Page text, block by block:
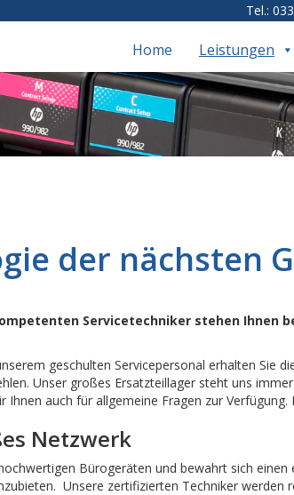
Tel.:
Home Leistungen
der nächsten
Servicetechniker stehen Ihnen
geschulten Servicepersonal erhalten Sie
Unser großes Ersatzteillager steht uns
auch für allgemeine Fragen zur Verfügung.
Netzwerk
Bürogeräten und bewahrt sich einen
Unsere zertifizierten Techniker werden